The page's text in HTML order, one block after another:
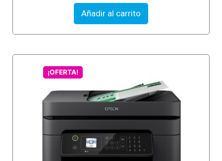
u
o
f
Añadir al carrito
¡OFERTA!